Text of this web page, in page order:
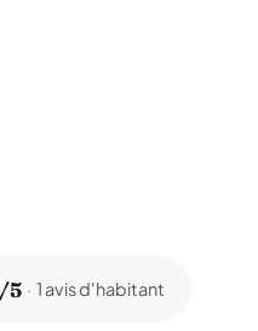
5 1 avis d'habitant